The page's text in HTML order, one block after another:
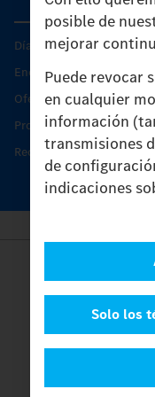
posible de
mejorar
Puede revocar
en cualquier
información
transmisiones
de
indicaciones
Solo los
Días de Servicio del
Encontrar un socio
Oferta de servicio del
Productos de piezas y
Recambios originales